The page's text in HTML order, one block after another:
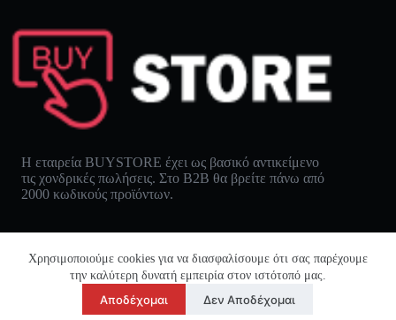
Χρησιμοποιούμε cookies για να διασφαλίσουμε ότι σας παρέχουμε
την καλύτερη δυνατή εμπειρία στον ιστότοπό μας.
Αποδέχομαι Δεν Αποδέχομαι
Η εταιρεία BUYSTORE έχει ως βασικό αντικείμενο
τις χονδρικές πωλήσεις. Στο B2B θα βρείτε πάνω από
2000 κωδικούς προϊόντων.